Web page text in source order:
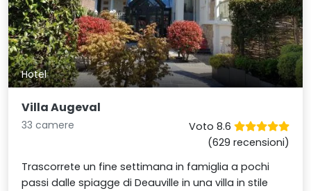
Hotel
Villa Augeval
33 camere
Voto 8.6
(629 recensioni)
Trascorrete un fine settimana in famiglia a pochi
passi dalle spiagge di Deauville in una villa in stile